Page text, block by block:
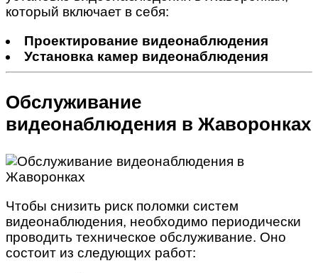
который включает в себя:
Проектирование видеонаблюдения
Установка камер видеонаблюдения
Обслуживание
видеонаблюдения в Жаворонках
Чтобы снизить риск поломки систем
видеонаблюдения, необходимо периодически
проводить техническое обслуживание. Оно
состоит из следующих работ: